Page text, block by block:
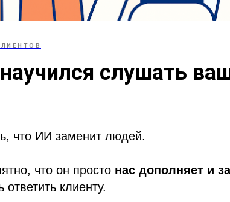
слушать
что ИИ заменит людей.
что он просто нас дополняет и
клиенту.